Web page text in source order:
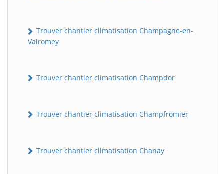
Trouver chantier climatisation Champagne-en-
Valromey
Trouver chantier climatisation Champdor
Trouver chantier climatisation Champfromier
Trouver chantier climatisation Chanay